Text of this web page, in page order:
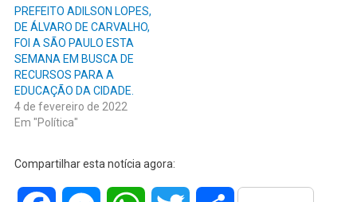
PREFEITO ADILSON LOPES,
DE ÁLVARO DE CARVALHO,
FOI A SÃO PAULO ESTA
SEMANA EM BUSCA DE
RECURSOS PARA A
EDUCAÇÃO DA CIDADE.
4 de fevereiro de 2022
Em "Política"
Compartilhar esta notícia agora: